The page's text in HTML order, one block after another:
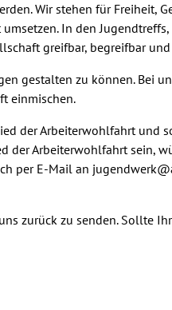
Wir stehen für Freiheit,
In den
greifbar, begreifbar
gestalten zu können. Bei
einmischen.
der Arbeiterwohlfahrt und
der Arbeiterwohlfahrt sein,
per E-Mail an
zurück zu senden. Sollte